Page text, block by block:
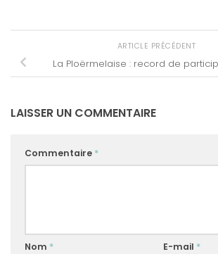
ARTICLE PRÉCÉDENT
La Ploërmelaise : record de
LAISSER UN COMMENTAIRE
Commentaire *
Nom * E-mail *